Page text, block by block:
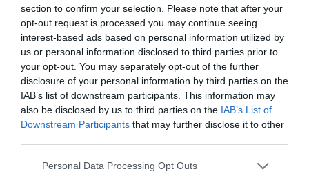
section to confirm your selection. Please note that after your
opt-out request is processed you may continue seeing
interest-based ads based on personal information utilized by
us or personal information disclosed to third parties prior to
your opt-out. You may separately opt-out of the further
disclosure of your personal information by third parties on the
IAB’s list of downstream participants. This information may
also be disclosed by us to third parties on the IAB’s List of
Downstream Participants that may further disclose it to other
Please note that this website/app uses one or more Google
Personal Data Processing Opt Outs
πέρασαν από τον Παναθηναϊκό και έγραψαν
σημαντικές σελίδες στην ιστορία του συλλόγου. Θα
ήθελα να γίνω ένα ίνδαλμα για τους φιλάθλους και
εάν κάποια στιγμή αφήσω τον Παναθηναϊκό, θέλω
να έχω κατακτήσει πολλούς τίτλους και να έχω
αφήσει το αποτύπωμά μου στην ομάδα. Έχω
θα ήθελα να δημιουργήσω το ίδιο με τους οπαδούς